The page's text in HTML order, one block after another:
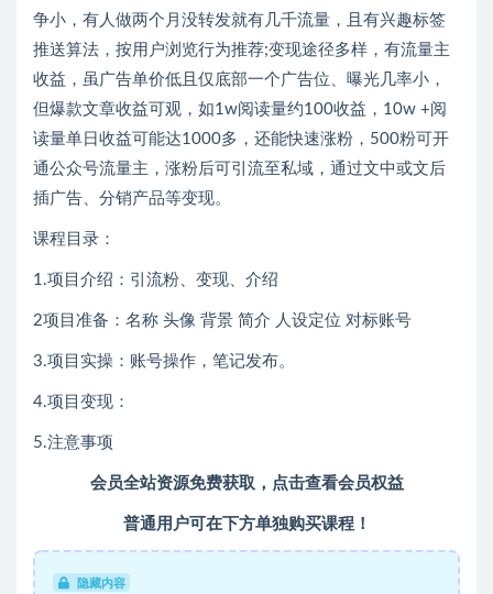
争小，有人做两个月没转发就有几千流量，且有兴趣标签
推送算法，按用户浏览行为推荐;变现途径多样，有流量主
收益，虽广告单价低且仅底部一个广告位、曝光几率小，
但爆款文章收益可观，如1w阅读量约100收益，10w +阅
读量单日收益可能达1000多，还能快速涨粉，500粉可开
通公众号流量主，涨粉后可引流至私域，通过文中或文后
插广告、分销产品等变现。
课程目录：
1.项目介绍：引流粉、变现、介绍
2项目准备：名称 头像 背景 简介 人设定位 对标账号
3.项目实操：账号操作，笔记发布。
4.项目变现：
5.注意事项
会员全站资源免费获取，点击查看会员权益
普通用户可在下方单独购买课程！
隐藏内容